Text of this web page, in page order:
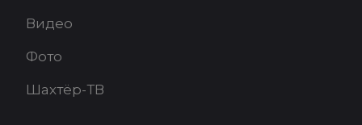
Видео
Фото
Шахтёр-ТВ